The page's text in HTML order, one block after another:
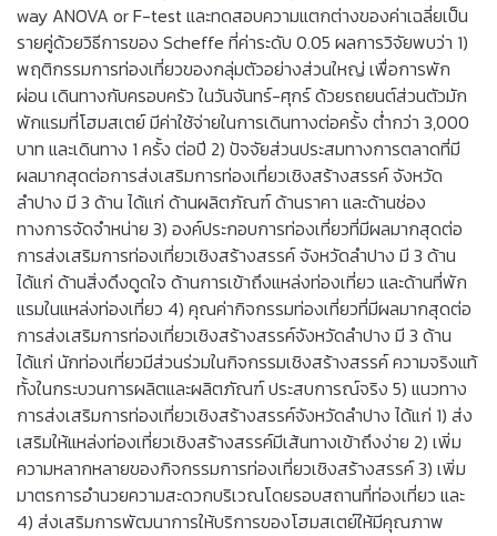
way ANOVA or F-test และทดสอบความแตกต่างของค่าเฉลี่ยเป็น
รายคู่ด้วยวิธีการของ Scheffe ที่ค่าระดับ 0.05 ผลการวิจัยพบว่า 1)
พฤติกรรมการท่องเที่ยวของกลุ่มตัวอย่างส่วนใหญ่ เพื่อการพัก
ผ่อน เดินทางกับครอบครัว ในวันจันทร์-ศุกร์ ด้วยรถยนต์ส่วนตัวมัก
พักแรมที่โฮมสเตย์ มีค่าใช้จ่ายในการเดินทางต่อครั้ง ต่ำกว่า 3,000
บาท และเดินทาง 1 ครั้ง ต่อปี 2) ปัจจัยส่วนประสมทางการตลาดที่มี
ผลมากสุดต่อการส่งเสริมการท่องเที่ยวเชิงสร้างสรรค์ จังหวัด
ลำปาง มี 3 ด้าน ได้แก่ ด้านผลิตภัณฑ์ ด้านราคา และด้านช่อง
ทางการจัดจำหน่าย 3) องค์ประกอบการท่องเที่ยวที่มีผลมากสุดต่อ
การส่งเสริมการท่องเที่ยวเชิงสร้างสรรค์ จังหวัดลำปาง มี 3 ด้าน
ได้แก่ ด้านสิ่งดึงดูดใจ ด้านการเข้าถึงแหล่งท่องเที่ยว และด้านที่พัก
แรมในแหล่งท่องเที่ยว 4) คุณค่ากิจกรรมท่องเที่ยวที่มีผลมากสุดต่อ
การส่งเสริมการท่องเที่ยวเชิงสร้างสรรค์จังหวัดลำปาง มี 3 ด้าน
ได้แก่ นักท่องเที่ยวมีส่วนร่วมในกิจกรรมเชิงสร้างสรรค์ ความจริงแท้
ทั้งในกระบวนการผลิตและผลิตภัณฑ์ ประสบการณ์จริง 5) แนวทาง
การส่งเสริมการท่องเที่ยวเชิงสร้างสรรค์จังหวัดลำปาง ได้แก่ 1) ส่ง
เสริมให้แหล่งท่องเที่ยวเชิงสร้างสรรค์มีเส้นทางเข้าถึงง่าย 2) เพิ่ม
ความหลากหลายของกิจกรรมการท่องเที่ยวเชิงสร้างสรรค์ 3) เพิ่ม
มาตรการอำนวยความสะดวกบริเวณโดยรอบสถานที่ท่องเที่ยว และ
4) ส่งเสริมการพัฒนาการให้บริการของโฮมสเตย์ให้มีคุณภาพ